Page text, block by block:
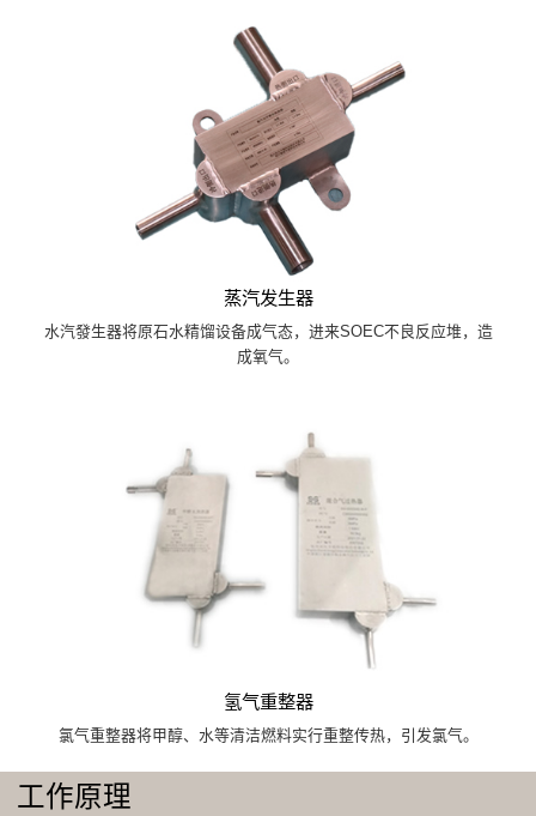
蒸汽发生器
水汽發生器将原石水精馏设备成气态，进来SOEC不良反应堆，造
成氧气。
氢气重整器
氯气重整器将甲醇、水等清洁燃料实行重整传热，引发氯气。
工作原理